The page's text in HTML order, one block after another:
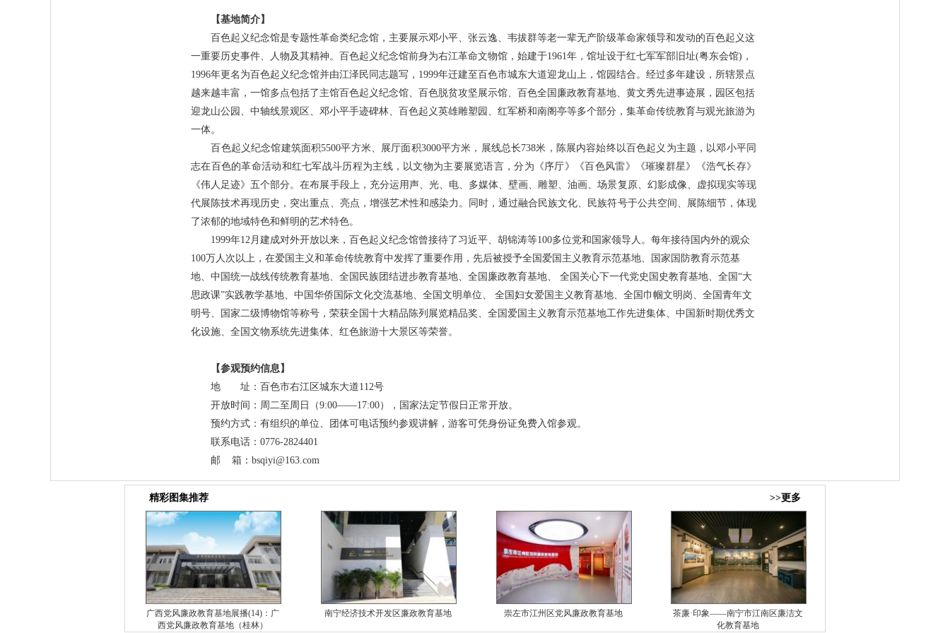
【基地简介】
百色起义纪念馆是专题性革命类纪念馆，主要展示邓小平、张云逸、韦拔群等老一辈无产阶级革命家领导和发动的百色起义这
一重要历史事件、人物及其精神。百色起义纪念馆前身为右江革命文物馆，始建于1961年，馆址设于红七军军部旧址(粤东会馆)，
1996年更名为百色起义纪念馆并由江泽民同志题写，1999年迁建至百色市城东大道迎龙山上，馆园结合。经过多年建设，所辖景点
越来越丰富，一馆多点包括了主馆百色起义纪念馆、百色脱贫攻坚展示馆、百色全国廉政教育基地、黄文秀先进事迹展，园区包括
迎龙山公园、中轴线景观区、邓小平手迹碑林、百色起义英雄雕塑园、红军桥和南阁亭等多个部分，集革命传统教育与观光旅游为
一体。
百色起义纪念馆建筑面积5500平方米、展厅面积3000平方米，展线总长738米，陈展内容始终以百色起义为主题，以邓小平同
志在百色的革命活动和红七军战斗历程为主线，以文物为主要展览语言，分为《序厅》《百色风雷》《璀璨群星》《浩气长存》
《伟人足迹》五个部分。在布展手段上，充分运用声、光、电、多媒体、壁画、雕塑、油画、场景复原、幻影成像、虚拟现实等现
代展陈技术再现历史，突出重点、亮点，增强艺术性和感染力。同时，通过融合民族文化、民族符号于公共空间、展陈细节，体现
了浓郁的地域特色和鲜明的艺术特色。
1999年12月建成对外开放以来，百色起义纪念馆曾接待了习近平、胡锦涛等100多位党和国家领导人。每年接待国内外的观众
100万人次以上，在爱国主义和革命传统教育中发挥了重要作用，先后被授予全国爱国主义教育示范基地、国家国防教育示范基
地、中国统一战线传统教育基地、全国民族团结进步教育基地、全国廉政教育基地、 全国关心下一代党史国史教育基地、全国“大
思政课”实践教学基地、中国华侨国际文化交流基地、全国文明单位、 全国妇女爱国主义教育基地、全国巾帼文明岗、全国青年文
明号、国家二级博物馆等称号，荣获全国十大精品陈列展览精品奖、全国爱国主义教育示范基地工作先进集体、中国新时期优秀文
化设施、全国文物系统先进集体、红色旅游十大景区等荣誉。
【参观预约信息】
地 址：百色市右江区城东大道112号
开放时间：周二至周日（9:00——17:00），国家法定节假日正常开放。
预约方式：有组织的单位、团体可电话预约参观讲解，游客可凭身份证免费入馆参观。
联系电话：0776-2824401
邮 箱：bsqiyi@163.com
>>更多
精彩图集推荐
广西党风廉政教育基地展播(14)：广
西党风廉政教育基地（桂林）
南宁经济技术开发区廉政教育基地 崇左市江州区党风廉政教育基地
茶廉·印象——南宁市江南区廉洁文
化教育基地